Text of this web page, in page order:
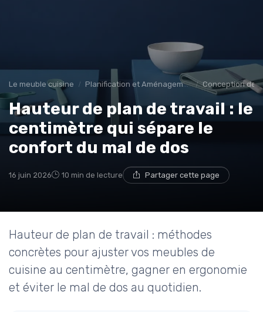
Le meuble cuisine Planification et Aménagement Conception de
Hauteur de plan de travail : le
centimètre qui sépare le
confort du mal de dos
16 juin 2026 10 min de lecture Partager cette page
Hauteur de plan de travail : méthodes
concrètes pour ajuster vos meubles de
cuisine au centimètre, gagner en ergonomie
et éviter le mal de dos au quotidien.